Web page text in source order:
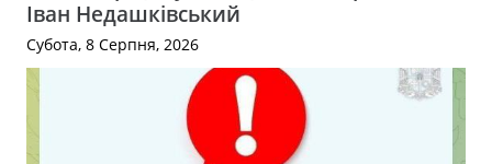
Іван Недашківський
Субота, 8 Серпня, 2026